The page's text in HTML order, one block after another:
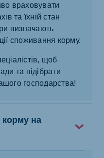
враховувати
та їхній стан
визначають
споживання корму.
щоб
та підібрати
господарства!
корму на